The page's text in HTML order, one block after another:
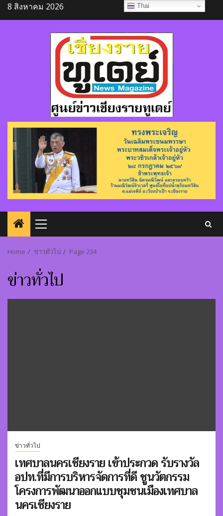
Skip
to
8 สิงหาคม 2026
Primary
Home ข่าวทั่วไป Page 234
ข่าวทั่วไป
ข่าวทั่วไป
เทศบาลนครเชียงราย เข้าประกวด รับรางวัล
อปท.ที่มีการบริหารจัดการที่ดี ชูนวัตกรรม
โครงการพัฒนาออกแบบชุมชนเมืองเทศบาล
นครเชียงราย
Thai